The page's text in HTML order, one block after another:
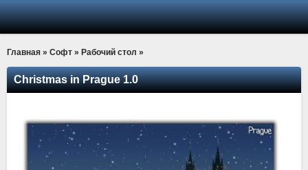
Главная » Софт » Рабочий стол »
Christmas in Prague 1.0